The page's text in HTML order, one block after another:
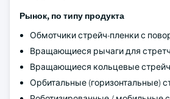
Рынок, по типу продукта
Обмотчики стрейч-пленки с
Вращающиеся рычаги для
Вращающиеся кольцевые
Орбитальные (горизонтальные)